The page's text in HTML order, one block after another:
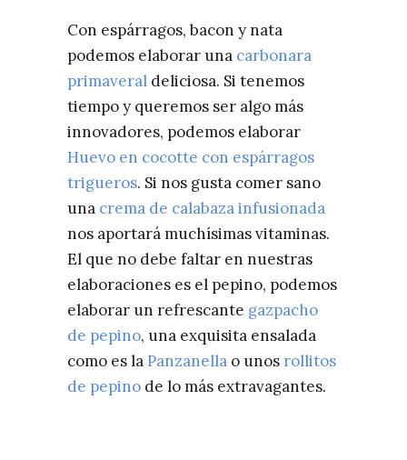
Con espárragos, bacon y nata
podemos elaborar una carbonara
primaveral deliciosa. Si tenemos
tiempo y queremos ser algo más
innovadores, podemos elaborar
Huevo en cocotte con espárragos
trigueros. Si nos gusta comer sano
una crema de calabaza infusionada
nos aportará muchísimas vitaminas.
El que no debe faltar en nuestras
elaboraciones es el pepino, podemos
elaborar un refrescante gazpacho
de pepino, una exquisita ensalada
como es la Panzanella o unos rollitos
de pepino de lo más extravagantes.